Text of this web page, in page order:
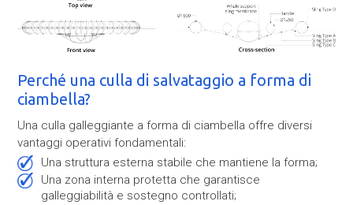
Perché una culla di salvataggio a forma di
ciambella?
Una culla galleggiante a forma di ciambella offre diversi
vantaggi operativi fondamentali:
Una struttura esterna stabile che mantiene la forma;
Una zona interna protetta che garantisce
galleggiabilità e sostegno controllati;